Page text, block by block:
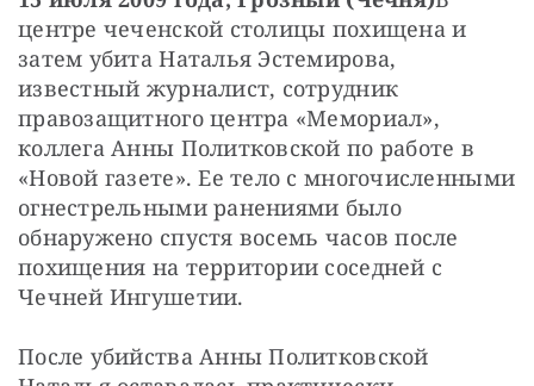
центре чеченской столицы похищена и
затем убита Наталья Эстемирова,
известный журналист, сотрудник
правозащитного центра «Мемориал»,
коллега Анны Политковской по работе в
«Новой газете». Ее тело с многочисленными
огнестрельными ранениями было
обнаружено спустя восемь часов после
похищения на территории соседней с
Чечней Ингушетии.
После убийства Анны Политковской